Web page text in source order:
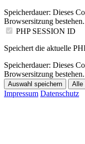
Speicherdauer: Dieses
Browsersitzung bestehen.
PHP SESSION ID
Speichert die aktuelle
Speicherdauer: Dieses
Browsersitzung bestehen.
Auswahl speichern Alle
Impressum Datenschutz